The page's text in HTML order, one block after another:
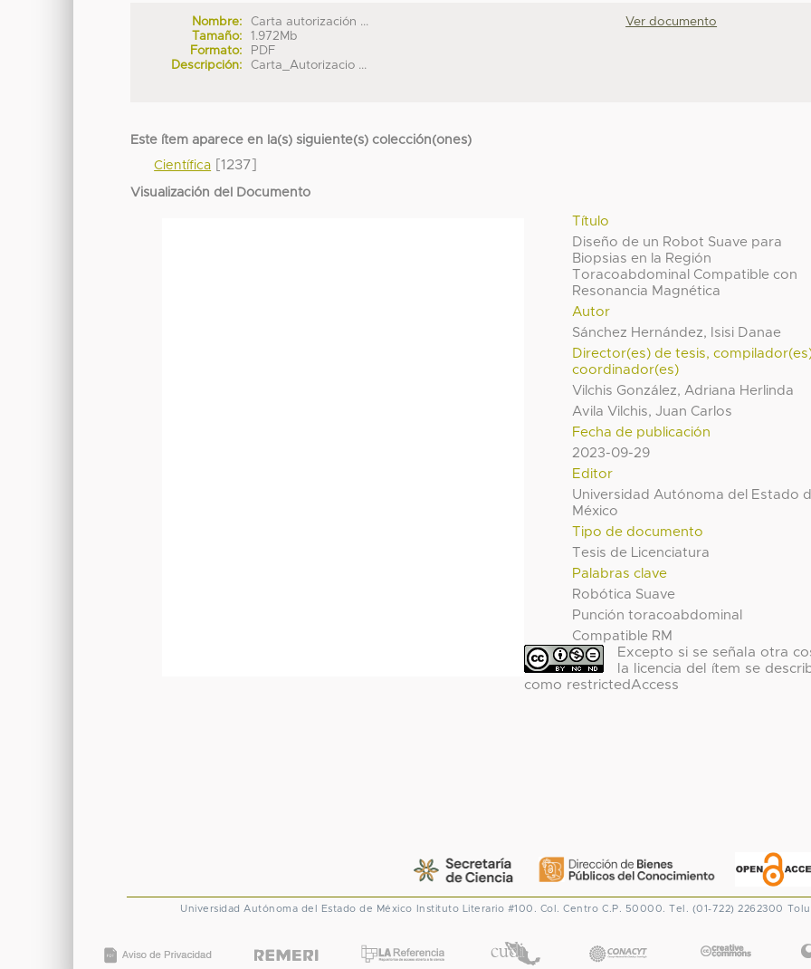
Nombre:
Carta autorización ...
Tamaño:
1.972Mb
Formato:
PDF
Descripción:
Carta_Autorizacio ...
Ver documento
Este ítem aparece en la(s) siguiente(s) colección(ones)
Científica [1237]
Visualización del Documento
Título
Diseño de un Robot Suave para
Biopsias en la Región
Toracoabdominal Compatible con
Resonancia Magnética
Autor
Sánchez Hernández, Isisi Danae
Director(es) de tesis,
coordinador(es)
Vilchis González, Adriana Herlinda
Avila Vilchis, Juan Carlos
Fecha de publicación
2023-09-29
Editor
Universidad Autónoma del Estado
México
Tipo de documento
Tesis de Licenciatura
Palabras clave
Robótica Suave
Punción toracoabdominal
Compatible RM
Excepto si se señala otra
la licencia del ítem se
como restrictedAccess
Universidad Autónoma del Estado de México Instituto Literario #100. Col. Centro C.P. 50000. Tel. (01-722) 2262300